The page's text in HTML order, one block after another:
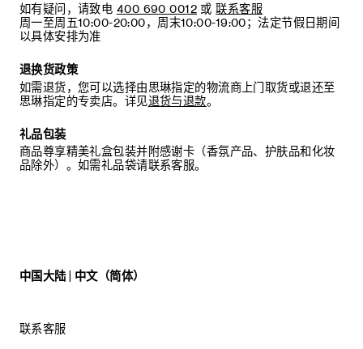
如有疑问，请致电 400 690 0012 或 联系客服
周一至周五10:00-20:00，周末10:00-19:00；法定节假日期间
以具体安排为准
退换货政策
如需退货，您可以选择由思琳指定的物流商上门取货或退还至
思琳指定的专卖店。详见退货与退款。
礼品包装
商品尊享精美礼盒包装并附感谢卡（香氛产品、护肤品和化妆
品除外）。如需礼品袋请联系客服。
中国大陆 | 中文（简体）
联系客服